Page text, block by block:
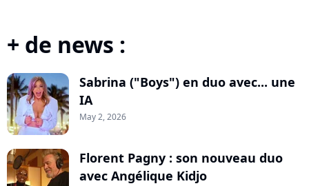
+ de news :
Sabrina ("Boys") en duo avec... une
IA
May 2, 2026
Florent Pagny : son nouveau duo
avec Angélique Kidjo